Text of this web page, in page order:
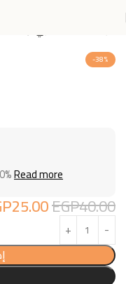
-38%
Read more
EGP40.00
25.00